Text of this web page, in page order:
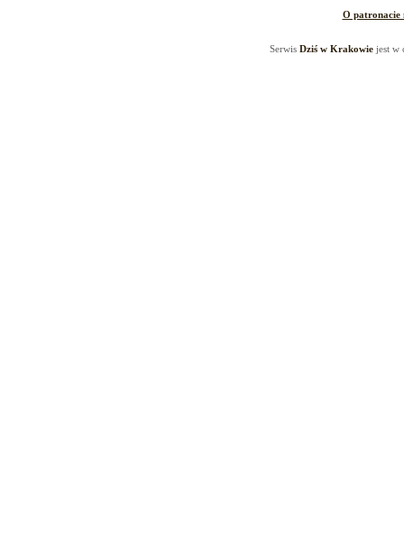
O patronacie
Serwis Dziś w Krakowiejest w